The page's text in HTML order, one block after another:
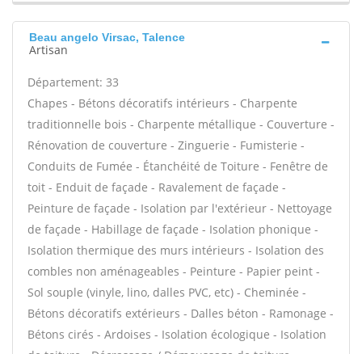
Beau angelo Virsac, Talence
Artisan
Département: 33
Chapes - Bétons décoratifs intérieurs - Charpente
traditionnelle bois - Charpente métallique - Couverture -
Rénovation de couverture - Zinguerie - Fumisterie -
Conduits de Fumée - Étanchéité de Toiture - Fenêtre de
toit - Enduit de façade - Ravalement de façade -
Peinture de façade - Isolation par l'extérieur - Nettoyage
de façade - Habillage de façade - Isolation phonique -
Isolation thermique des murs intérieurs - Isolation des
combles non aménageables - Peinture - Papier peint -
Sol souple (vinyle, lino, dalles PVC, etc) - Cheminée -
Bétons décoratifs extérieurs - Dalles béton - Ramonage -
Bétons cirés - Ardoises - Isolation écologique - Isolation